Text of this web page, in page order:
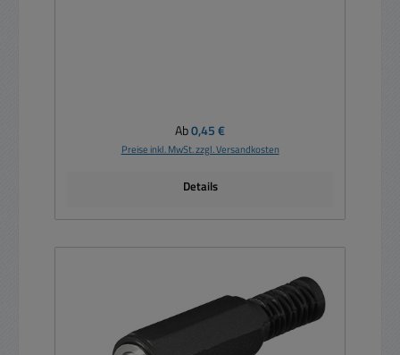
Regulärer Preis:
Ab0,45 €
Preise inkl. MwSt. zzgl. Versandkosten
Details